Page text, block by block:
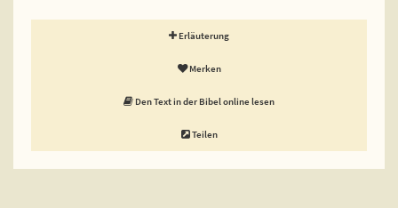
Erläuterung
Merken
Den Text in der Bibel online lesen
Teilen